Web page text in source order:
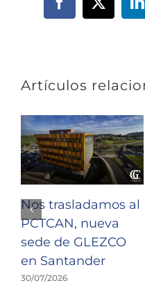
Facebook
X
Artículos
Nos trasladamos al
PCTCAN, nueva
sede de GLEZCO
en Santander
30/07/2026